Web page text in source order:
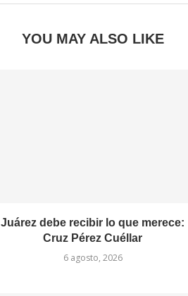
YOU MAY ALSO LIKE
Juárez debe recibir lo que merece:
Cruz Pérez Cuéllar
6 agosto, 2026